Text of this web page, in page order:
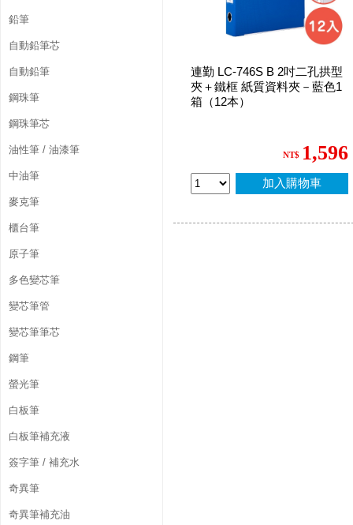
鉛筆
自動鉛筆芯
自動鉛筆
鋼珠筆
鋼珠筆芯
油性筆 / 油漆筆
中油筆
麥克筆
櫃台筆
原子筆
多色變芯筆
變芯筆管
變芯筆筆芯
鋼筆
螢光筆
白板筆
白板筆補充液
簽字筆 / 補充水
奇異筆
奇異筆補充油
連勤 LC-746S B 2吋二孔拱型
夾＋鐵框 紙質資料夾－藍色1
箱（12本）
NT$ 1,596
加入購物車